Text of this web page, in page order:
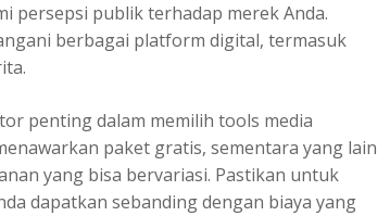
persepsi publik terhadap merek Anda.
berbagai platform digital, termasuk
penting dalam memilih tools media
paket gratis, sementara yang lain
yang bisa bervariasi. Pastikan untuk
dapatkan sebanding dengan biaya yang